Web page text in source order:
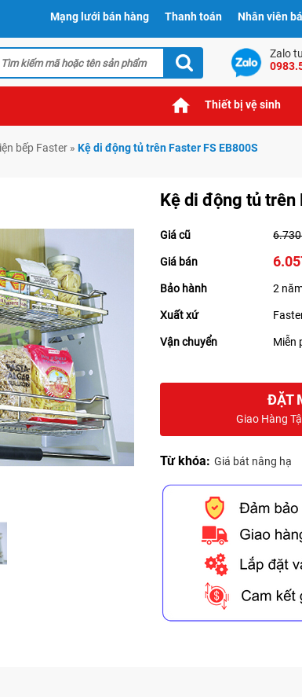
Mạng lưới bán hàng Thanh toán Nhân viên
Zalo
Thiết bị vệ sinh
bếp Faster » Kệ di động tủ trên Faster FS EB800S
Kệ di động tủ trên
Giá cũ
Giá bán
Bảo hành 2
Xuất xứ
Vận chuyển Miễn
ĐẶT
Giao Hàng
Từ khóa: Giá bát nâng hạ